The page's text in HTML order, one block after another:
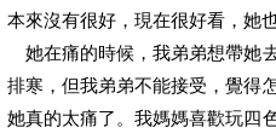
本來沒有很好，現在很好看，她
她在痛的時候，我弟弟想帶她
排寒，但我弟弟不能接受，覺得
她真的太痛了。我媽媽喜歡玩四